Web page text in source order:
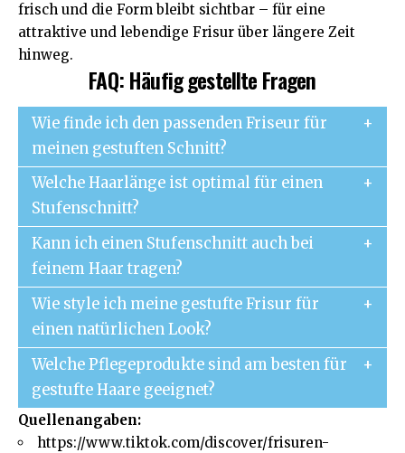
frisch und die Form bleibt sichtbar – für eine
attraktive und lebendige Frisur über längere Zeit
hinweg.
FAQ: Häufig gestellte Fragen
Wie finde ich den passenden Friseur für
meinen gestuften Schnitt?
Welche Haarlänge ist optimal für einen
Stufenschnitt?
Kann ich einen Stufenschnitt auch bei
feinem Haar tragen?
Wie style ich meine gestufte Frisur für
einen natürlichen Look?
Welche Pflegeprodukte sind am besten für
gestufte Haare geeignet?
Quellenangaben:
https://www.tiktok.com/discover/frisuren-